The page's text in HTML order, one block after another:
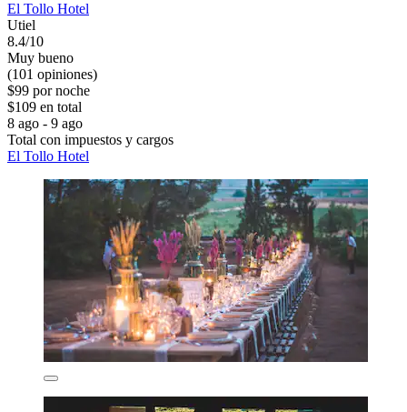
El Tollo Hotel
Utiel
8.4/10
Muy bueno
(101 opiniones)
$99 por noche
$109 en total
8 ago - 9 ago
Total con impuestos y cargos
El Tollo Hotel